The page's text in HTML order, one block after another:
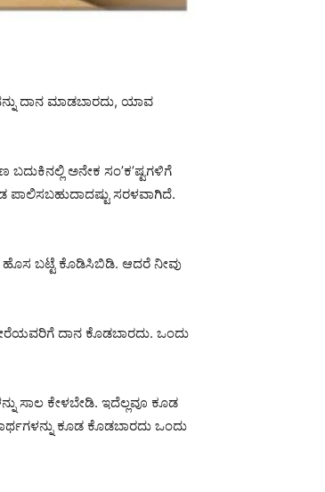
ದಾನ ಮಾಡಬಾರದು, ಯಾವ
ಅನೇಕ ಸಂ’ಕ’ಷ್ಟಗಳಿಗೆ
ಪಾಲಿಸಬಹುದಾದಷ್ಟು ಸರಳವಾಗಿದೆ.
ಹೊಸ ಬಟ್ಟೆ ಕೊಡಿಸಿಬಿಡಿ. ಆದರೆ ನೀವು
ದಾನ ಕೊಡಬಾರದು. ಒಂದು
ಸಾಲ ಕೇಳಬೇಡಿ. ಇದೆಲ್ಲವೂ ಕೂಡ
ಕೂಡ ಕೊಡಬಾರದು ಒಂದು